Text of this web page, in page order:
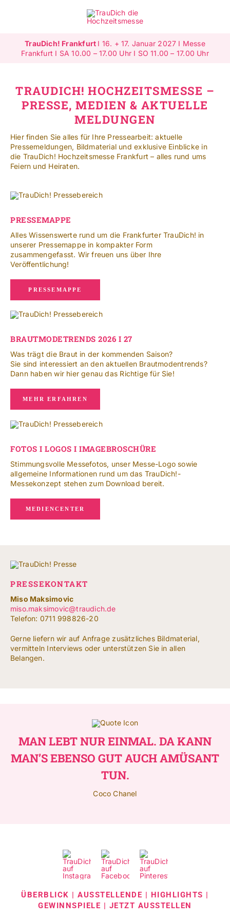
Überblick
Highlights
Gewinnspiele
NACH:
TrauDich! Frankfurt I 16. + 17. Januar 2027 I Messe
Frankfurt I SA 10.00 – 17.00 Uhr I SO 11.00 – 17.00 Uhr
TRAUDICH! HOCHZEITSMESSE –
PRESSE, MEDIEN & AKTUELLE
MELDUNGEN
Hier finden Sie alles für Ihre Pressearbeit: aktuelle
Pressemeldungen, Bildmaterial und exklusive Einblicke in
die TrauDich! Hochzeitsmesse Frankfurt – alles rund ums
Feiern und Heiraten.
PRESSEMAPPE
Alles Wissenswerte rund um die Frankfurter TrauDich! in
unserer Pressemappe in kompakter Form
zusammengefasst. Wir freuen uns über Ihre
Veröffentlichung!
PRESSEMAPPE
BRAUTMODETRENDS 2026 I 27
Was trägt die Braut in der kommenden Saison?
Sie sind interessiert an den aktuellen Brautmodentrends?
Dann haben wir hier genau das Richtige für Sie!
MEHR ERFAHREN
FOTOS I LOGOS I IMAGEBROSCHÜRE
Stimmungsvolle Messefotos, unser Messe-Logo sowie
allgemeine Informationen rund um das TrauDich!-
Messekonzept stehen zum Download bereit.
MEDIENCENTER
PRESSEKONTAKT
Miso Maksimovic
miso.maksimovic@traudich.de
Telefon: 0711 998826-20
Gerne liefern wir auf Anfrage zusätzliches Bildmaterial,
vermitteln Interviews oder unterstützen Sie in allen
Belangen.
MAN LEBT NUR EINMAL. DA KANN
MAN’S EBENSO GUT AUCH AMÜSANT
TUN.
Coco Chanel
ÜBERBLICK |AUSSTELLENDE | HIGHLIGHTS |
GEWINNSPIELE | JETZT AUSSTELLEN